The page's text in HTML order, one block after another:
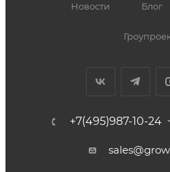
Новости Блог
+7(495)987-10-24